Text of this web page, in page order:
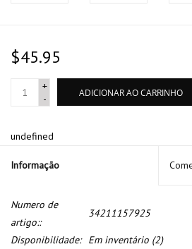
$45.95
+
-
ADICIONAR AO CARRINHO
undefined
Informação
Numero de
artigo::
34211157925
Disponibilidade: Em inventário (2)